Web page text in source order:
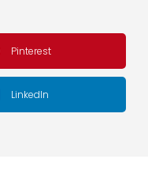
Pinterest
LinkedIn